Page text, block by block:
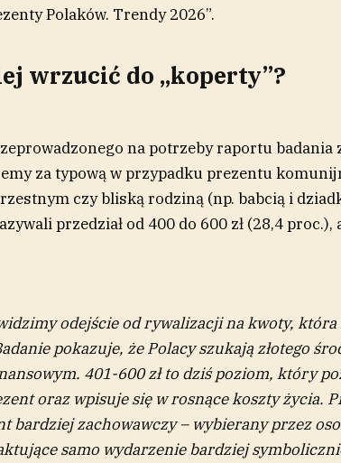
Polaków. Trendy 2026”.
wrzucić do „koperty”?
na potrzeby raportu badania
za typową w przypadku prezentu
czy bliską rodziną (np. babcią i
przedział od 400 do 600 zł (28,4 proc.),
odejście od rywalizacji na kwoty, która
pokazuje, że Polacy szukają złotego
401-600 zł to dziś poziom, który
oraz wpisuje się w rosnące koszty życia.
bardziej zachowawczy – wybierany przez
samo wydarzenie bardziej